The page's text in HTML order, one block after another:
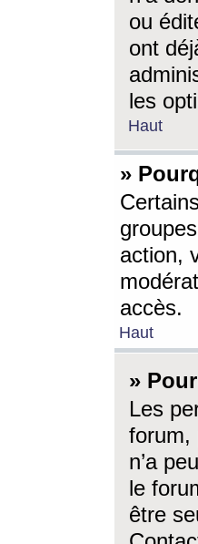
ou
ont
les
Haut
»
action,
accès.
Haut
»
Les
forum,
n’a
le
être